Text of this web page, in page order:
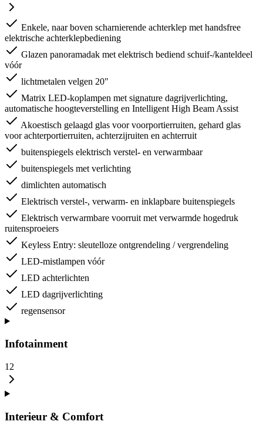
Enkele, naar boven scharnierende achterklep met handsfree
elektrische achterklepbediening
Glazen panoramadak met elektrisch bediend schuif-/kanteldeel
vóór
lichtmetalen velgen 20"
Matrix LED-koplampen met signature dagrijverlichting,
automatische hoogteverstelling en Intelligent High Beam Assist
Akoestisch gelaagd glas voor voorportierruiten, gehard glas
voor achterportierruiten, achterzijruiten en achterruit
buitenspiegels elektrisch verstel- en verwarmbaar
buitenspiegels met verlichting
dimlichten automatisch
Elektrisch verstel-, verwarm- en inklapbare buitenspiegels
Elektrisch verwarmbare voorruit met verwarmde hogedruk
ruitensproeiers
Keyless Entry: sleutelloze ontgrendeling / vergrendeling
LED-mistlampen vóór
LED achterlichten
LED dagrijverlichting
regensensor
Infotainment
12
Interieur & Comfort